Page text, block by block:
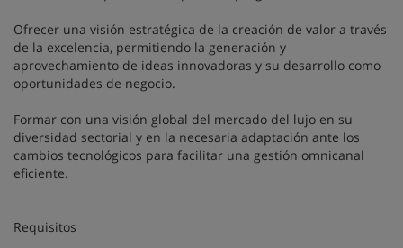
Ofrecer una visión estratégica de la creación de valor a través
de la excelencia, permitiendo la generación y
aprovechamiento de ideas innovadoras y su desarrollo como
oportunidades de negocio.
Formar con una visión global del mercado del lujo en su
diversidad sectorial y en la necesaria adaptación ante los
cambios tecnológicos para facilitar una gestión omnicanal
eficiente.
Requisitos